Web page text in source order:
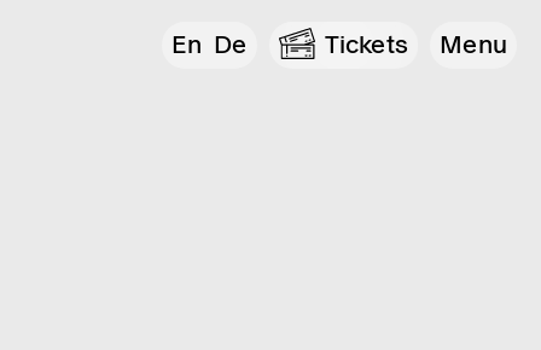
En De Tickets Menu